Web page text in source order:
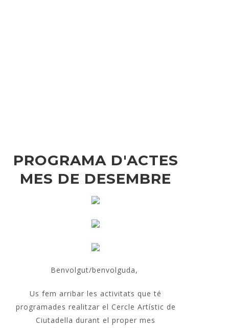
PROGRAMA D'ACTES
MES DE DESEMBRE
Benvolgut/benvolguda,
Us fem arribar les activitats que té
programades realitzar el Cercle Artístic de
Ciutadella durant el proper mes